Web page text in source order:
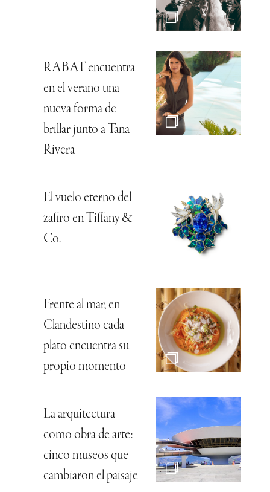
RABAT encuentra
en el verano una
nueva forma de
brillar junto a Tana
Rivera
El vuelo eterno del
zafiro en Tiffany &
Co.
Frente al mar, en
Clandestino cada
plato encuentra su
propio momento
La arquitectura
como obra de arte:
cinco museos que
cambiaron el paisaje